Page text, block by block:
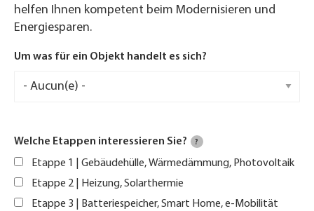
helfen Ihnen kompetent beim Modernisieren und
Energiesparen.
Um was für ein Objekt handelt es sich?
Welche Etappen interessieren Sie? ?
Etappe 1 | Gebäudehülle, Wärmedämmung, Photovoltaik
Etappe 2 | Heizung, Solarthermie
Etappe 3 | Batteriespeicher, Smart Home, e-Mobilität